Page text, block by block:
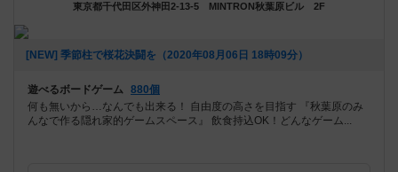
東京都千代田区外神田2-13-5 MINTRON秋葉原ビル 2F
[NEW] 季節柱で桜花決闘を（2020年08月06日 18時09分）
遊べるボードゲーム 880個
何も無いから…なんでも出来る！ 自由度の高さを目指す 『秋葉原のみ
んなで作る隠れ家的ゲームスペース』 飲食持込OK！どんなゲーム...